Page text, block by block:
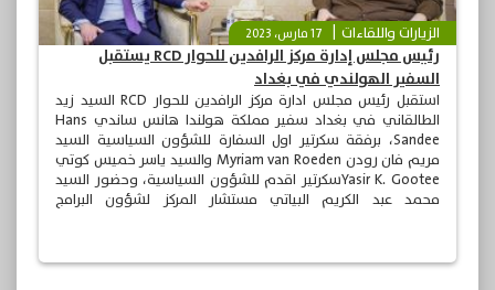
الزيارات واللقاءات 17 مارس، 2023
رئيس مجلس إدارة مركز الرافدين للحوار RCD يستقبل
السفير الهولندي في بغداد
استقبل رئيس مجلس ادارة مركز الرافدين للحوار RCD السيد زيد
الطالقاني في بغداد سفير مملكة هولندا هانس ساندي Hans
Sandee، برفقة سكرتير اول السفارة للشؤون السياسية السيد
مريم فان رودن Myriam van Roeden والسيد ياسر خميس كوتي
Yasir K. Gooteeسكرتير اقدم للشؤون السياسية، وحضور السيد
محمد عبد الكريم البياتي مستشار المركز لشؤون البرامج